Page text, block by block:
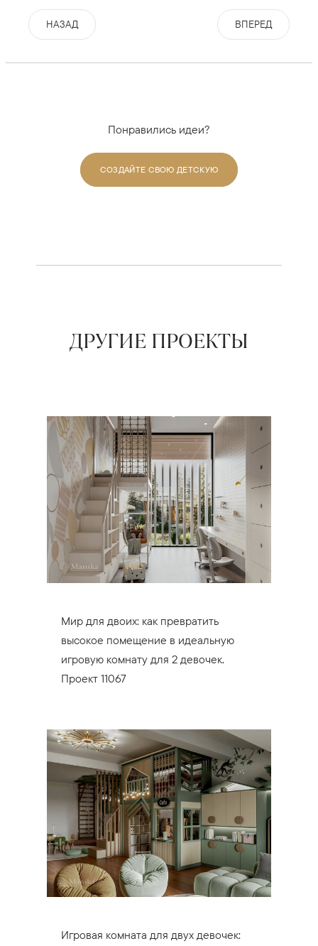
НАЗАД ВПЕРЕД
Понравились идеи?
СОЗДАЙТЕ СВОЮ ДЕТСКУЮ
ДРУГИЕ ПРОЕКТЫ
Мир для двоих: как превратить
высокое помещение в идеальную
игровую комнату для 2 девочек.
Проект 11067
Игровая комната для двух девочек: